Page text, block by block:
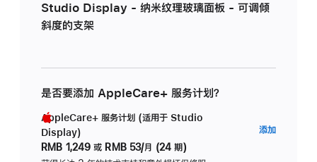
Studio Display - 纳米纹理玻璃面板 - 可调倾
斜度的支架
是否要添加 AppleCare+ 服务计划？
AppleCare+ 服务计划 (适用于 Studio
Display)
RMB 1,249 或 RMB 53/月 (24 期)
添加